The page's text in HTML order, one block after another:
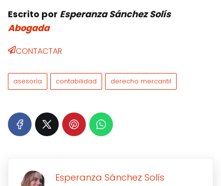
Escrito por Esperanza Sánchez Solís
Abogada
CONTACTAR
asesoría contabilidad derecho mercantil
Esperanza Sánchez Solís